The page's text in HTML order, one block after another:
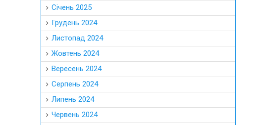
Січень 2025
Грудень 2024
Листопад 2024
Жовтень 2024
Вересень 2024
Серпень 2024
Липень 2024
Червень 2024